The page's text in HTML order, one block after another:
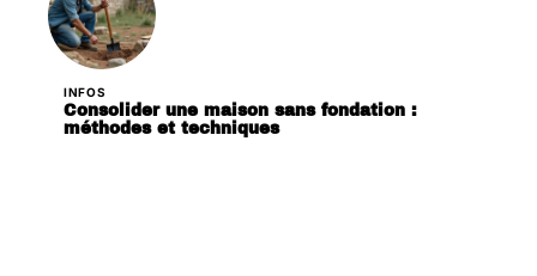
INFOS
Consolider une maison sans fondation :
méthodes et techniques